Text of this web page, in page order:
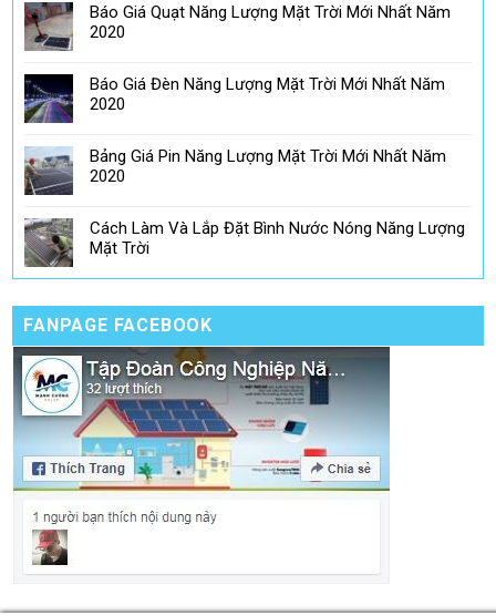
Báo Giá Quạt Năng Lượng Mặt Trời Mới Nhất Năm
2020
Báo Giá Đèn Năng Lượng Mặt Trời Mới Nhất Năm
2020
Bảng Giá Pin Năng Lượng Mặt Trời Mới Nhất Năm
2020
Cách Làm Và Lắp Đặt Bình Nước Nóng Năng Lượng
Mặt Trời
FANPAGE FACEBOOK